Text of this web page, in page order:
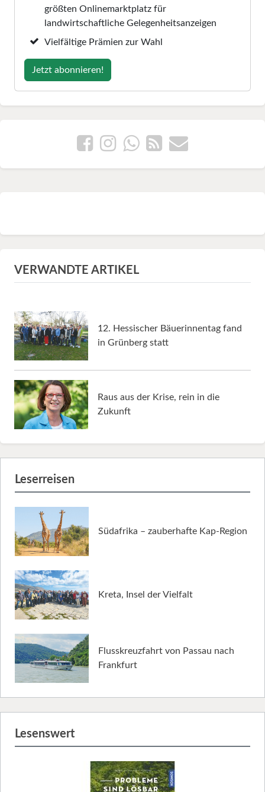
größten Onlinemarktplatz für
landwirtschaftliche Gelegenheitsanzeigen
Vielfältige Prämien zur Wahl
Jetzt abonnieren!
VERWANDTE ARTIKEL
12. Hessischer Bäuerinnentag fand
in Grünberg statt
Raus aus der Krise, rein in die
Zukunft
Leserreisen
Südafrika – zauberhafte Kap-Region
Kreta, Insel der Vielfalt
Flusskreuzfahrt von Passau nach
Frankfurt
Lesenswert